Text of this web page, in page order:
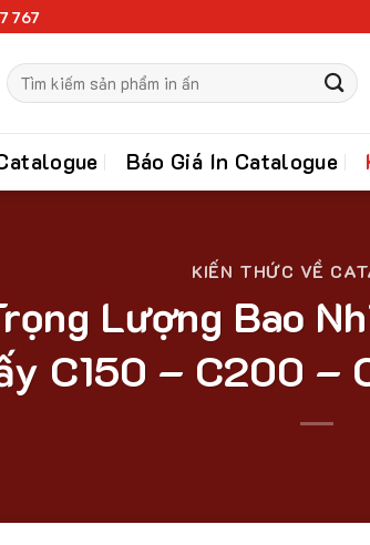
767
Tìm
kiếm:
Báo Giá In Catalogue
KIẾN THỨC VỀ
Lượng Bao
C150 – C200